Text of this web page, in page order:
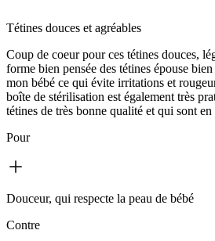
Tétines douces et agréables
Coup de coeur pour ces tétines douces,
forme bien pensée des tétines épouse
mon bébé ce qui évite irritations et
boîte de stérilisation est également très
tétines de très bonne qualité et qui sont
Pour
Douceur, qui respecte la peau de bébé
Contre